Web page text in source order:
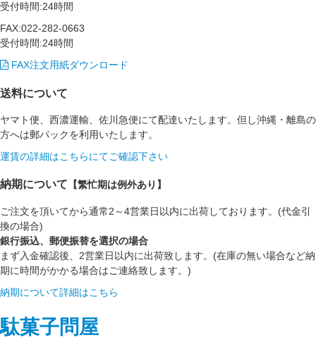
受付時間:24時間
FAX:022-282-0663
受付時間:24時間
FAX注文用紙ダウンロード
送料について
ヤマト便、西濃運輸、佐川急便にて配達いたします。但し沖縄・離島の
方へは郵パックを利用いたします。
運賃の詳細はこちらにてご確認下さい
納期について 【繁忙期は例外あり】
ご注文を頂いてから通常2～4営業日以内に出荷しております。(代金引
換の場合)
銀行振込、郵便振替を選択の場合
まず入金確認後、2営業日以内に出荷致します。(在庫の無い場合など納
期に時間がかかる場合はご連絡致します。)
納期について詳細はこちら
駄菓子問屋